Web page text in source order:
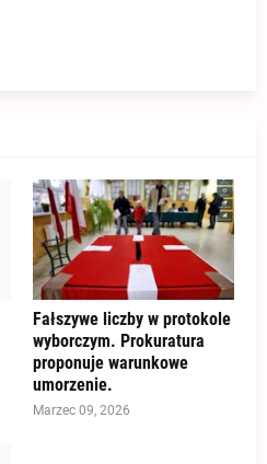
Fałszywe liczby w protokole
wyborczym. Prokuratura
proponuje warunkowe
umorzenie.
Marzec 09, 2026